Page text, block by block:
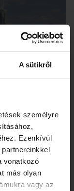
A sütikről
személyre
Ezenkívül
vonatkozó
más olyan
vagy az